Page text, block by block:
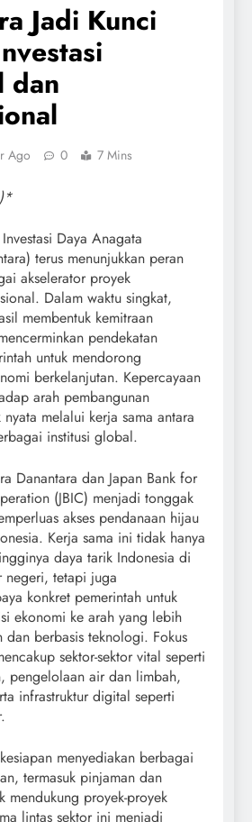
Jadi Kunci
dan
Ago 0 7 Mins
Daya Anagata
terus menunjukkan peran
akselerator proyek
Dalam waktu singkat,
membentuk kemitraan
pendekatan
untuk mendorong
berkelanjutan. Kepercayaan
arah pembangunan
melalui kerja sama antara
institusi global.
Danantara dan Japan Bank for
(JBIC) menjadi tonggak
akses pendanaan hijau
Kerja sama ini tidak hanya
daya tarik Indonesia di
negeri, tetapi juga
konkret pemerintah untuk
ekonomi ke arah yang lebih
dan berbasis teknologi. Fokus
sektor-sektor vital seperti
pengelolaan air dan limbah,
infrastruktur digital seperti
menyediakan berbagai
termasuk pinjaman dan
mendukung proyek-proyek
lintas sektor ini menjadi